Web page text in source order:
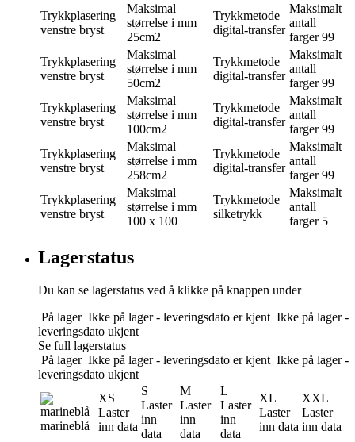
Trykkplasering
venstre bryst
Maksimal
størrelse i mm
25cm2
Trykkmetode
digital-transfer
Maksimalt
antall
farger 99
Trykkplasering
venstre bryst
Maksimal
størrelse i mm
50cm2
Trykkmetode
digital-transfer
Maksimalt
antall
farger 99
Trykkplasering
venstre bryst
Maksimal
størrelse i mm
100cm2
Trykkmetode
digital-transfer
Maksimalt
antall
farger 99
Trykkplasering
venstre bryst
Maksimal
størrelse i mm
258cm2
Trykkmetode
digital-transfer
Maksimalt
antall
farger 99
Trykkplasering
venstre bryst
Maksimal
størrelse i mm
100 x 100
Trykkmetode
silketrykk
Maksimalt
antall
farger 5
Lagerstatus
Du kan se lagerstatus ved å klikke på knappen under
På lager Ikke på lager - leveringsdato er kjent Ikke på lager -
leveringsdato ukjent
Se full lagerstatus
På lager Ikke på lager - leveringsdato er kjent Ikke på lager -
leveringsdato ukjent
marineblå
XS
Laster
inn data
S
Laster
inn
data
M
Laster
inn
data
L
Laster
inn
data
XL
Laster
inn data
XXL
Laster
inn data